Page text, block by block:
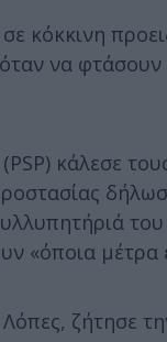
κόκκινη
να
κάλεσε
«όποια μέτρα
ζήτησε